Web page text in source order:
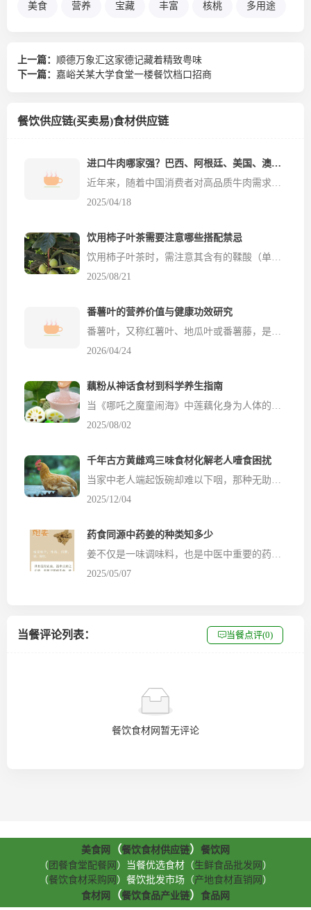
美食 营养 宝藏 丰富 核桃 多用途
上一篇： 顺德万象汇这家德记藏着精致粤味
下一篇： 嘉峪关某大学食堂一楼餐饮档口招商
餐饮供应链(买卖易)食材供应链
进口牛肉哪家强？巴西、阿根廷、美国、澳洲的美味与性价比对决
近年来，随着中国消费者对高品质牛肉需求的持续增长，进口牛肉在中国市场的表现备受关注。巴西、阿根廷、美国和澳大利亚作为全球主要的牛肉出口国，各具特色，满足了不同消费群体的需求。餐饮食材网将从牛肉的特点、生产方式入手，深入对比巴西、阿根廷、美国和澳洲牛肉，并结合数据分析它们在中国市场的进口和销售情况。 一、巴西牛肉：全球霸主的实惠之选 特点与生产方式 巴西是全球...
2025/04/18
饮用柿子叶茶需要注意哪些搭配禁忌
饮用柿子叶茶时，需注意其含有的鞣酸（单宁）、维生素 C 等成分可能与部分食物、药物发生相互作用，合理避开搭配禁忌能减少肠胃刺激或营养吸收干扰。以下是注意事项： 一、需避开的食物搭配 高蛋白食物（如牛奶、鸡蛋、瘦肉、豆类） 禁忌原因：柿子叶中的鞣酸会与蛋白质结合，形成不易消化的沉淀物，可能引起腹胀、消化不良，尤其肠胃敏感者更明显。 建议：饮用柿子叶茶后，与高蛋...
2025/08/21
番薯叶的营养价值与健康功效研究
番薯叶，又称红薯叶、地瓜叶或番薯藤，是旋花科植物番薯的嫩茎叶部分。作为传统上被忽视或仅用于动物饲料的食材，番薯叶近年来因其卓越的营养价值和多种健康功效而备受关注。亚洲蔬菜研究中心已将其列为高营养蔬菜品种，并誉为蔬菜皇后和长寿菜。本文将系统分析番薯叶的主要营养成分、健康功效、科学食用方法及适用人群，帮助读者全面了解这一宝藏食材。一、番薯叶的营养成分分析1. 基...
2026/04/24
藕粉从神话食材到科学养生指南
当《哪吒之魔童闹海》中莲藕化身为人体的神奇场景点燃大众好奇，我们决定用2000字深度解析这份传承千年的东方智慧。古籍《尔雅》称莲藕为芙蕖之根，今天我们将用科学解剖它的华丽变身！ 第一章 藕粉诞生记：传统匠艺与现代科技的碰撞 🧵 传统古法（18道工序的修行） 严选老藕：生长120天以上的塘藕，淀粉含量高达20%（《藕粉加工方法》刘学,2010） 石臼捶打：木...
2025/08/02
千年古方黄雌鸡三味食材化解老人噎食困扰
当家中老人端起饭碗却难以下咽，那种无助感令人揪心。千年前的《食治养老方》早已记载： 黄雌鸡馎饦，极除冷气噎 。这看似简单的食疗方，蕴藏着古人应对噎食难题的智慧结晶。 《食治养老方》中的智慧：黄雌鸡为何能治噎 食疗古方 功效解读：三味食材的协同作用 黄雌鸡在古籍中被视为温中补气的佳品，其性温味甘，特别适合老人虚寒体质。现代营养学发现，鸡肉富含易消化的优质蛋白，...
2025/12/04
药食同源中药姜的种类知多少
姜不仅是一味调味料，也是中医中重要的药材，姜最早药物记载于《神农本草经》，讲的是干姜“主胸满咳逆上气，温中，止血，出汗，逐风湿痹，肠澼下痢。生者尤良”。后世衍生出很多姜制成的中药，功效作用不大相同。 1️⃣生姜：健运脾阳 、解表散寒的能手 一般生姜是指鲜姜，鲜姜又叫紫姜，鲜姜水分多、纤维少，辛辣味淡薄，相对老姜（干姜）对脾胃刺激没那么...
2025/05/07
当餐评论列表： 当餐点评(0)
餐饮食材网暂无评论
美食网 （餐饮食材供应链）
餐饮网
（ 团餐食堂配餐网 ）当餐优选食材（生鲜食品批发网 ）
（餐饮食材采购网 ）餐饮批发市场（产地食材直销网 ）
食材网
（餐饮食品产业链） 食品网